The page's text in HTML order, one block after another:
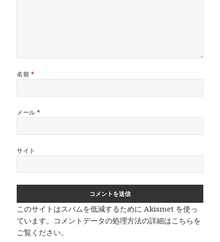
名前 *
メール*
サイト
このサイトはスパムを低減するために Akismet を使っ
ています。 コメントデータの処理方法の詳細はこちらを
ご覧ください。